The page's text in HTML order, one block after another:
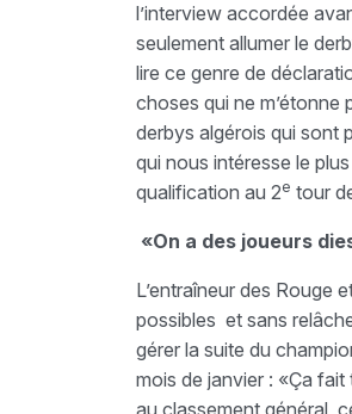
l’interview accordée
seulement allumer le
lire ce genre de
choses qui ne
derbys algérois qui sont
qui nous intéresse le
qualification au 2e tour
«On a des joueurs
L’entraîneur des Rouge
possibles et sans
gérer la suite du
mois de janvier : «Ça
au classement général,